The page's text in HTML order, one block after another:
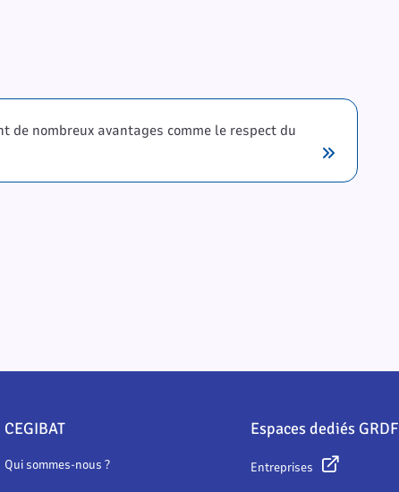
de nombreux avantages comme le respect du
CEGIBAT
Qui sommes-nous ?
Espaces dediés GRDF
Entreprises